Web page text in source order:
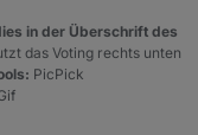
sites/
{
new Agent({
in der Überschrift des
das Voting rechts unten
PicPick